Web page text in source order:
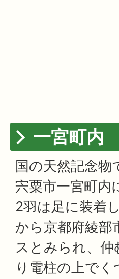
一宮町内
国の天然記念
宍粟市一宮町内
2羽は足に装着
から京都府綾部
スとみられ、
り電柱の上で